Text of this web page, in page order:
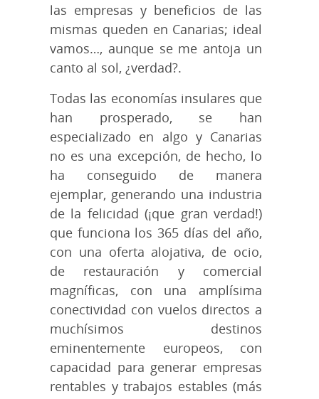
las empresas y beneficios de las
mismas queden en Canarias; ideal
vamos…, aunque se me antoja un
canto al sol, ¿verdad?.
Todas las economías insulares que
han prosperado, se han
especializado en algo y Canarias
no es una excepción, de hecho, lo
ha conseguido de manera
ejemplar, generando una industria
de la felicidad (¡que gran verdad!)
que funciona los 365 días del año,
con una oferta alojativa, de ocio,
de restauración y comercial
magníficas, con una amplísima
conectividad con vuelos directos a
muchísimos destinos
eminentemente europeos, con
capacidad para generar empresas
rentables y trabajos estables (más